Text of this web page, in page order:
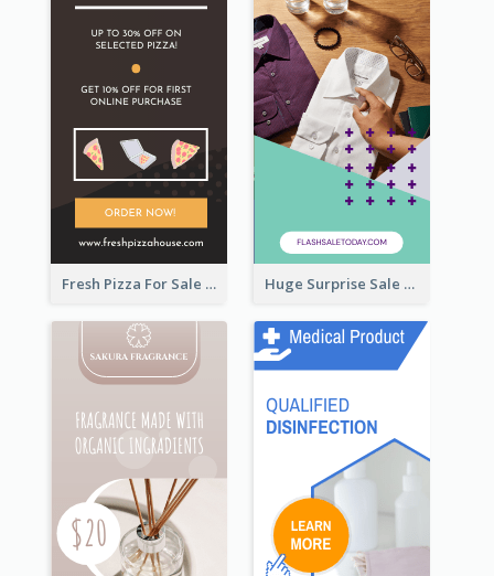
Fresh Pizza For Sale Promotion Wide Skyscraper Banner Huge Surprise Sale For Today Wide Skyscraper Banner